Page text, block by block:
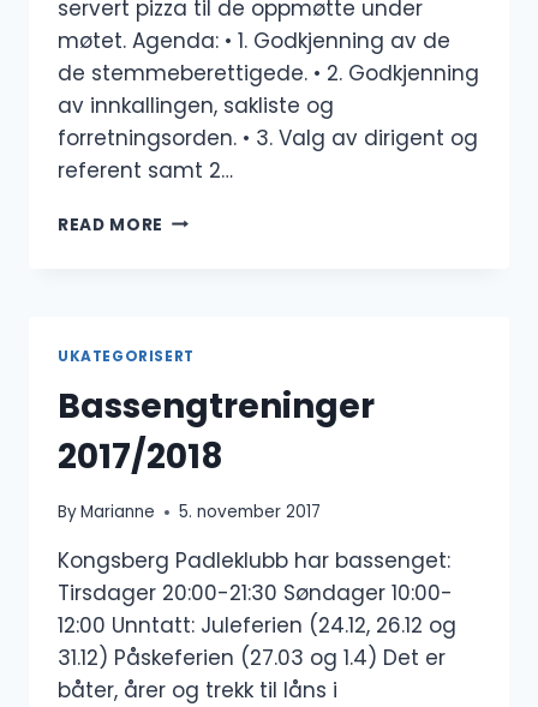
servert pizza til de oppmøtte under
møtet. Agenda: • 1. Godkjenning av de
de stemmeberettigede. • 2. Godkjenning
av innkallingen, sakliste og
forretningsorden. • 3. Valg av dirigent og
referent samt 2…
READ MORE ÅRSMØTE
UKATEGORISERT
Bassengtreninger
2017/2018
ByMarianne 5. november 2017
Kongsberg Padleklubb har bassenget:
Tirsdager 20:00-21:30 Søndager 10:00-
12:00 Unntatt: Juleferien (24.12, 26.12 og
31.12) Påskeferien (27.03 og 1.4) Det er
båter, årer og trekk til låns i